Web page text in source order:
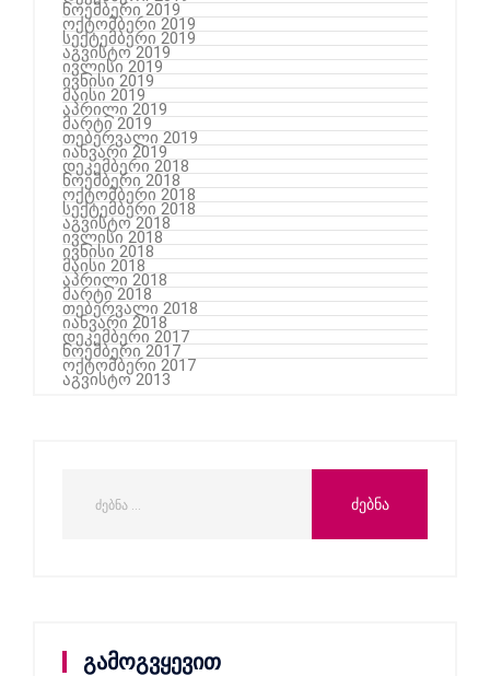
ნოემბერი 2019
ოქტომბერი 2019
სექტემბერი 2019
აგვისტო 2019
ივლისი 2019
ივნისი 2019
მაისი 2019
აპრილი 2019
მარტი 2019
თებერვალი 2019
იანვარი 2019
დეკემბერი 2018
ნოემბერი 2018
ოქტომბერი 2018
სექტემბერი 2018
აგვისტო 2018
ივლისი 2018
ივნისი 2018
მაისი 2018
აპრილი 2018
მარტი 2018
თებერვალი 2018
იანვარი 2018
დეკემბერი 2017
ნოემბერი 2017
ოქტომბერი 2017
აგვისტო 2013
გამოგვყევით